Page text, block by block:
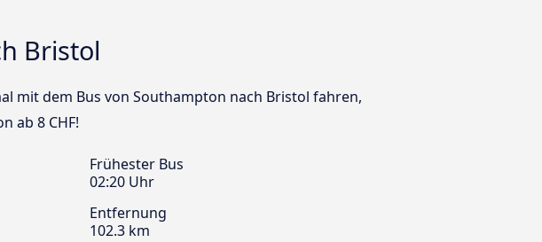
Bristol
mit dem Bus von Southampton nach Bristol fahren,
ab 8 CHF!
Frühester Bus
02:20 Uhr
Entfernung
102.3 km